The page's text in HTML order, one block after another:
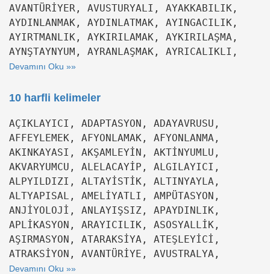
AVANTÜRİYER, AVUSTURYALI, AYAKKABILIK,
AYDINLANMAK, AYDINLATMAK, AYINGACILIK,
AYIRTMANLIK, AYKIRILAMAK, AYKIRILAŞMA,
AYNŞTAYNYUM, AYRANLAŞMAK, AYRICALIKLI,
Devamını Oku »»
10 harfli kelimeler
AÇIKLAYICI, ADAPTASYON, ADAYAVRUSU,
AFFEYLEMEK, AFYONLAMAK, AFYONLANMA,
AKINKAYASI, AKŞAMLEYİN, AKTİNYUMLU,
AKVARYUMCU, ALELACAYİP, ALGILAYICI,
ALPYILDIZI, ALTAYİSTİK, ALTINYAYLA,
ALTYAPISAL, AMELİYATLI, AMPÜTASYON,
ANJİYOLOJİ, ANLAYIŞSIZ, APAYDINLIK,
APLİKASYON, ARAYICILIK, ASOSYALLİK,
AŞIRMASYON, ATARAKSİYA, ATEŞLEYİCİ,
ATRAKSİYON, AVANTÜRİYE, AVUSTRALYA,
Devamını Oku »»